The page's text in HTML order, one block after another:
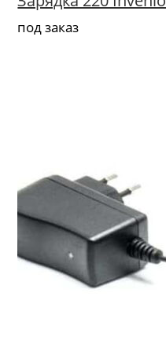
под заказ